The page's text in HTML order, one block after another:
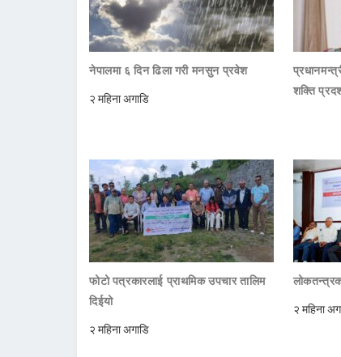
नेपालमा ६ दिन ढिला गरी मनसुन प्रवेश
२ महिना अगाडि
शक्ति
फोटो पत्रकारलाई प्राथमिक उपचार तालिम
दिईयो
२ महिना अगाडि
२ महिना